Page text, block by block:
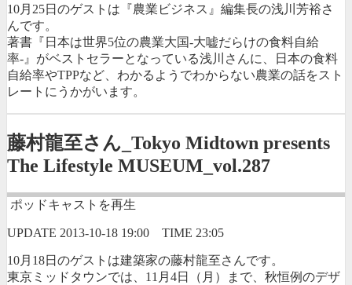
10月25日のゲストは『農業ビジネス』編集長の浅川芳裕さ
んです。
著書『日本は世界5位の農業大国-大嘘だらけの食料自給
率-』がベストセラーとなっている浅川さんに、日本の食料
自給率やTPPなど、わかるようでわからない農業の話をスト
レートにうかがいます。
藤村龍至さん_Tokyo Midtown presents
The Lifestyle MUSEUM_vol.287
ポッドキャストを再生
UPDATE 2013-10-18 19:00 TIME 23:05
10月18日のゲストは建築家の藤村龍至さんです。
東京ミッドタウンでは、11月4日（月）まで、秋恒例のデザ